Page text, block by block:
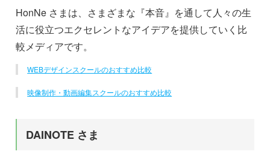
HonNe さまは、さまざまな『本音』を通して人々の生
活に役立つエクセレントなアイデアを提供していく比
較メディアです。
WEBデザインスクールのおすすめ比較
映像制作・動画編集スクールのおすすめ比較
DAINOTE さま